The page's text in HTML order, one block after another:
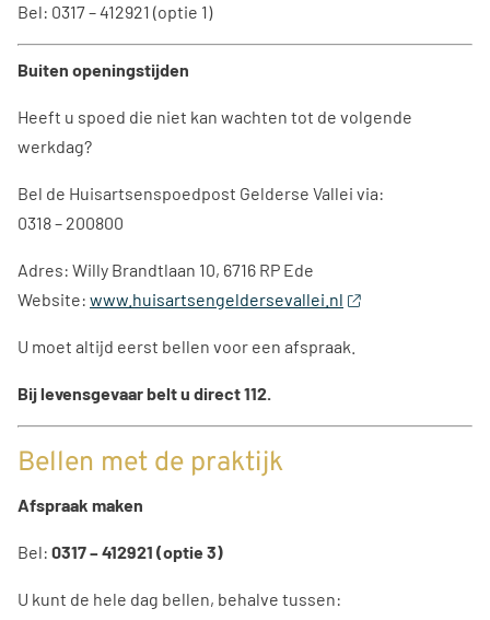
Bel: 0317 – 412921 (optie 1)
Buiten openingstijden
Heeft u spoed die niet kan wachten tot de volgende
werkdag?
Bel de Huisartsenspoedpost Gelderse Vallei via:
0318 – 200800
Adres: Willy Brandtlaan 10, 6716 RP Ede
Website: www.huisartsengeldersevallei.nl
U moet altijd eerst bellen voor een afspraak.
Bij levensgevaar belt u direct 112.
Bellen met de praktijk
Afspraak maken
Bel: 0317 – 412921 (optie 3)
U kunt de hele dag bellen, behalve tussen: